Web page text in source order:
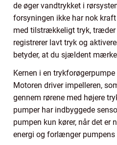
de øger vandtrykket i
forsyningen ikke har nok
med tilstrækkeligt tryk, træder
registrerer lavt tryk og
betyder, at du sjældent
Kernen i en
Motoren driver impelleren,
gennem rørene med højere
pumper har indbyggede
pumpen kun kører, når det er
energi og forlænger pumpens